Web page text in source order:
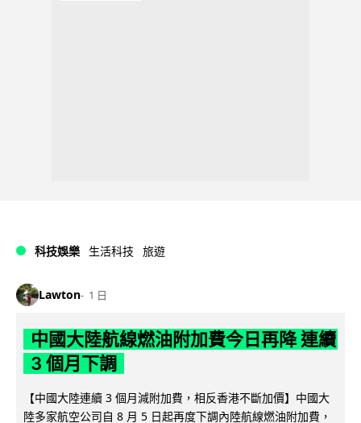
科技娛樂 生活科技 旅遊
Lawton 1 日
中國大陸航線燃油附加費今日再降 連續
3 個月下調
【中國大陸連續 3 個月減附加費，相反香港不斷加價】中國大
陸多家航空公司自 8 月 5 日起再度下調內陸航線燃油附加費，